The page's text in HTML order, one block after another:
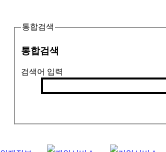
통합검색
통합검색
검색어 입력